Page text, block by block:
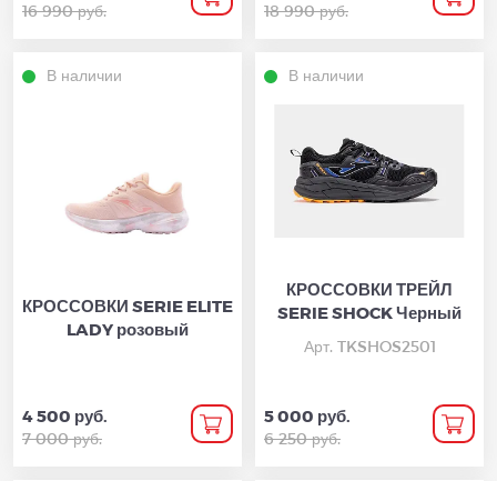
16 990 руб. 18 990 руб.
В наличии
КРОССОВКИ SERIE ELITE
LADY розовый
4 500 руб.
7 000 руб.
В наличии
КРОССОВКИ ТРЕЙЛ
SERIE SHOCK Черный
Арт. TKSHOS2501
5 000 руб.
6 250 руб.